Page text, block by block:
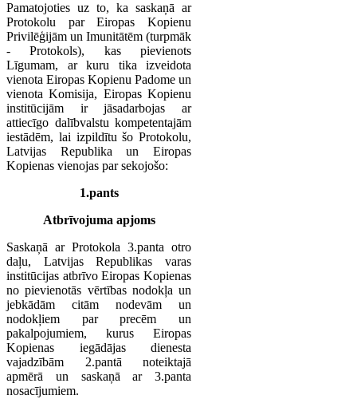
Pamatojoties uz to, ka saskaņā ar
Protokolu par Eiropas Kopienu
Privilēģijām un Imunitātēm (turpmāk
- Protokols), kas pievienots
Līgumam, ar kuru tika izveidota
vienota Eiropas Kopienu Padome un
vienota Komisija, Eiropas Kopienu
institūcijām ir jāsadarbojas ar
attiecīgo dalībvalstu kompetentajām
iestādēm, lai izpildītu šo Protokolu,
Latvijas Republika un Eiropas
Kopienas vienojas par sekojošo:
1.pants
Atbrīvojuma apjoms
Saskaņā ar Protokola 3.panta otro
daļu, Latvijas Republikas varas
institūcijas atbrīvo Eiropas Kopienas
no pievienotās vērtības nodokļa un
jebkādām citām nodevām un
nodokļiem par precēm un
pakalpojumiem, kurus Eiropas
Kopienas iegādājas dienesta
vajadzībām 2.pantā noteiktajā
apmērā un saskaņā ar 3.panta
nosacījumiem.